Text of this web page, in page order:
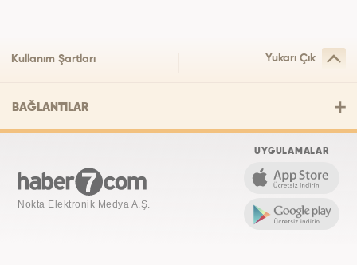
Kullanım Şartları Yukarı Çık
BAĞLANTILAR
Nokta Elektronik Medya A.Ş.
UYGULAMALAR